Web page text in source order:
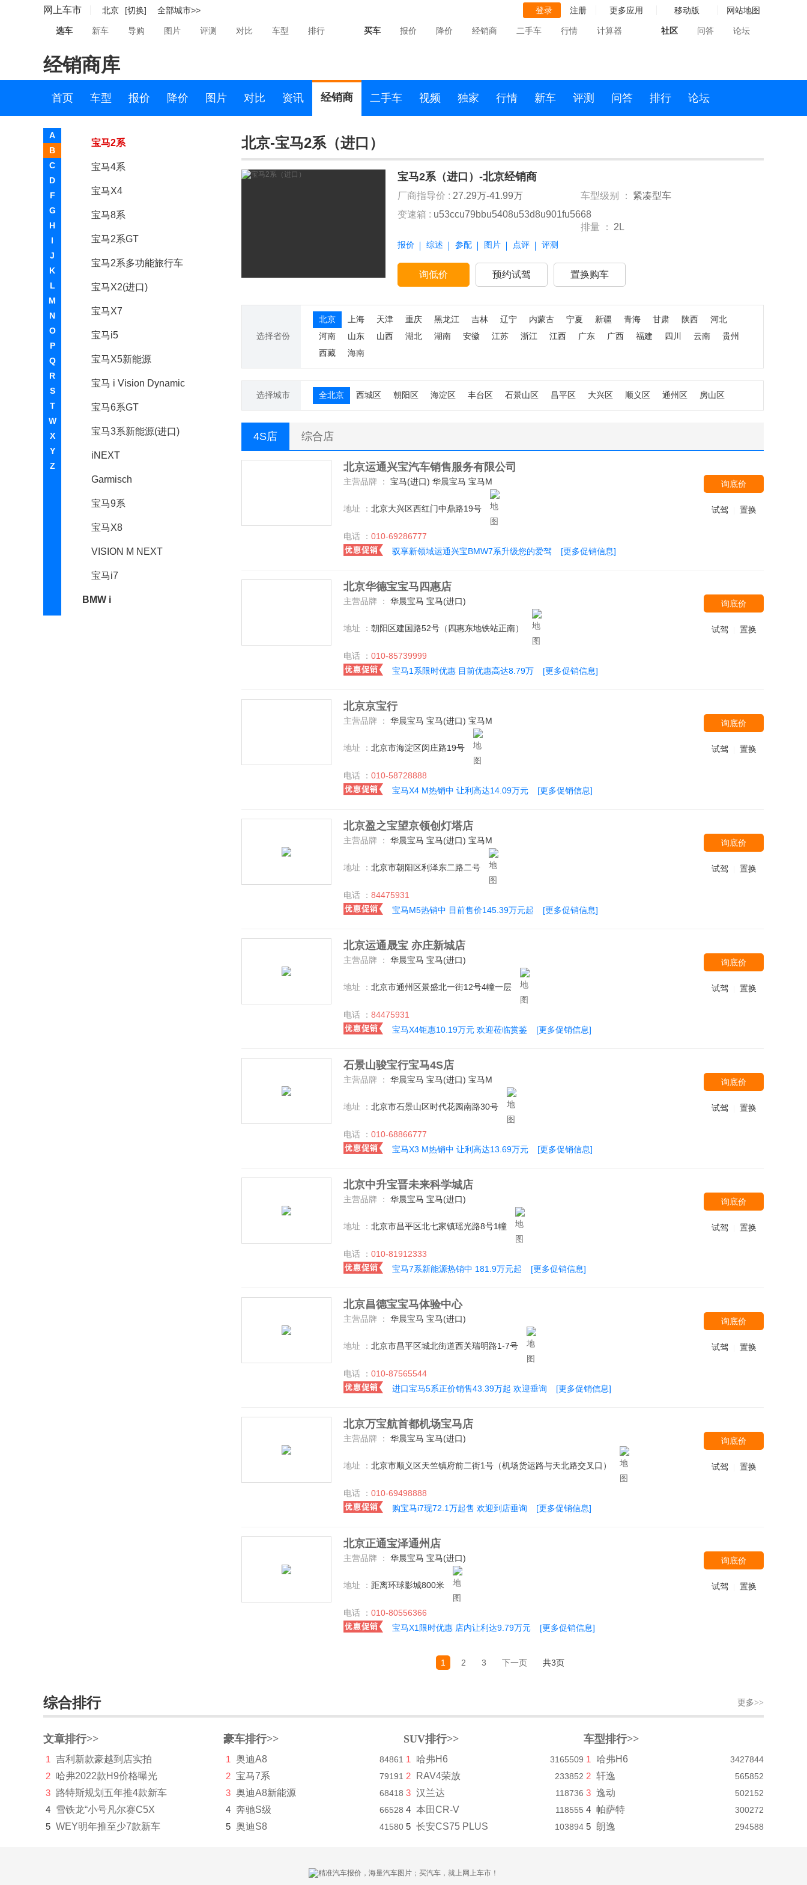
网上车市 北京 [切换] 全部城市>> 登录 注册 更多应用 移动版 网站地图
选车 新车 导购 图片 评测 对比 车型 排行 买车 报价 降价 经销商 二手车 行情 计算器 社区 问答 论坛
经销商库
首页 车型 报价 降价 图片 对比 资讯 经销商 二手车 视频 独家 行情 新车 评测 问答 排行 论坛
A
B
C
D
F
G
H
I
J
K
L
M
N
O
P
Q
R
S
T
W
X
Y
Z
EfficientDynamics
ConnectedDrive
宝马Z2
宝马2系
宝马4系
宝马X4
宝马8系
宝马2系GT
宝马2系多功能旅行车
宝马X2(进口)
宝马X7
宝马i5
宝马X5新能源
宝马 i Vision Dynamic
宝马6系GT
宝马3系新能源(进口)
iNEXT
Garmisch
宝马9系
宝马X8
VISION M NEXT
宝马i7
BMW i
北汽新能源
奔驰
奔腾
BeyonCa
北京-宝马2系（进口）
宝马2系（进口）-北京经销商
厂商指导价 : 27.29万-41.99万 车型级别 ：
紧凑型车
变速箱 : u53ccu79bbu5408u53d8u901fu5668
排量 ：
2L
报价 综述 参配 图片 点评 评测
询低价 预约试驾 置换购车
选择省份
北京 上海 天津 重庆 黑龙江 吉林 辽宁 内蒙古 宁夏 新疆 青海 甘肃 陕西
河北
河南
山东 山西 湖北 湖南 安徽 江苏 浙江 江西 广东 广西 福建 四川 云南
贵州
西藏
海南
选择城市 全北京 西城区 朝阳区 海淀区 丰台区 石景山区 昌平区 大兴区 顺义区 通州区 房山区
4S店 综合店
北京运通兴宝汽车销售服务有限公司
主营品牌 ： 宝马(进口) 华晨宝马 宝马M
地址 ： 北京大兴区西红门中鼎路19号
电话 ： 010-69286777
驭享新领域运通兴宝BMW7系升级您的爱驾
[更多促销信息]
询底价
试驾 置换
北京华德宝宝马四惠店
主营品牌 ： 华晨宝马 宝马(进口)
地址 ： 朝阳区建国路52号（四惠东地铁站正南）
电话 ： 010-85739999
宝马1系限时优惠 目前优惠高达8.79万
[更多促销信息]
询底价
试驾 置换
北京京宝行
主营品牌 ： 华晨宝马 宝马(进口) 宝马M
地址 ： 北京市海淀区闵庄路19号
电话 ： 010-58728888
宝马X4 M热销中 让利高达14.09万元
[更多促销信息]
询底价
试驾 置换
北京盈之宝望京领创灯塔店
主营品牌 ： 华晨宝马 宝马(进口) 宝马M
地址 ： 北京市朝阳区利泽东二路二号
电话 ： 84475931
宝马M5热销中 目前售价145.39万元起
[更多促销信息]
询底价
试驾 置换
北京运通晟宝 亦庄新城店
主营品牌 ： 华晨宝马 宝马(进口)
地址 ： 北京市通州区景盛北一街12号4幢一层
电话 ： 84475931
宝马X4钜惠10.19万元 欢迎莅临赏鉴
[更多促销信息]
询底价
试驾 置换
石景山骏宝行宝马4S店
主营品牌 ： 华晨宝马 宝马(进口) 宝马M
地址 ： 北京市石景山区时代花园南路30号
电话 ： 010-68866777
宝马X3 M热销中 让利高达13.69万元
[更多促销信息]
询底价
试驾 置换
北京中升宝晋未来科学城店
主营品牌 ： 华晨宝马 宝马(进口)
地址 ： 北京市昌平区北七家镇瑶光路8号1幢
电话 ： 010-81912333
宝马7系新能源热销中 181.9万元起
[更多促销信息]
询底价
试驾 置换
北京昌德宝宝马体验中心
主营品牌 ： 华晨宝马 宝马(进口)
地址 ： 北京市昌平区城北街道西关瑞明路1-7号
电话 ： 010-87565544
进口宝马5系正价销售43.39万起 欢迎垂询
[更多促销信息]
询底价
试驾 置换
北京万宝航首都机场宝马店
主营品牌 ： 华晨宝马 宝马(进口)
地址 ： 北京市顺义区天竺镇府前二街1号（机场货运路与天北路交叉口）
电话 ： 010-69498888
购宝马i7现72.1万起售 欢迎到店垂询
[更多促销信息]
询底价
试驾 置换
北京正通宝泽通州店
主营品牌 ： 华晨宝马 宝马(进口)
地址 ： 距离环球影城800米
电话 ： 010-80556366
宝马X1限时优惠 店内让利达9.79万元
[更多促销信息]
询底价
试驾 置换
1 2 3 下一页 共3页
综合排行 更多>>
文章排行>>
1
吉利新款豪越到店实拍
2 哈弗2022款H9价格曝光
3 路特斯规划五年推4款新车
4 雪铁龙“小号凡尔赛C5X
5 WEY明年推至少7款新车
豪车排行>>
1 奥迪A8 84861
2 宝马7系 79191
3 奥迪A8新能源 68418
4 奔驰S级 66528
5 奥迪S8 41580
SUV排行>>
1 哈弗H6 3165509
2 RAV4荣放 233852
3 汉兰达 118736
4 本田CR-V 118555
5 长安CS75 PLUS 103894
车型排行>>
1 哈弗H6 3427844
2 轩逸 565852
3 逸动 502152
4 帕萨特 300272
5 朗逸 294588